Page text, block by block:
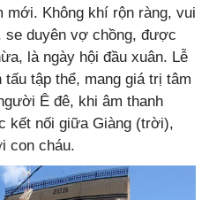
mới. Không khí rộn ràng, vui
duyên vợ chồng, được
là ngày hội đầu xuân. Lễ
tập thể, mang giá trị tâm
Ê đê, khi âm thanh
kết nối giữa Giàng (trời),
con cháu.